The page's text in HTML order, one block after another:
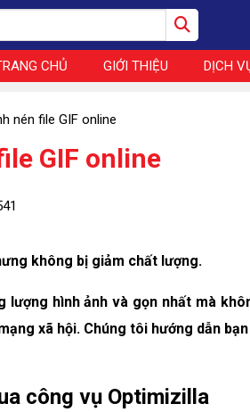
CHỦ GIỚI THIỆU DỊCH
nén file GIF online
GIF online
không bị giảm chất lượng.
lượng hình ảnh và gọn nhất mà
xã hội. Chúng tôi hướng dẫn bạn
công vụ Optimizilla